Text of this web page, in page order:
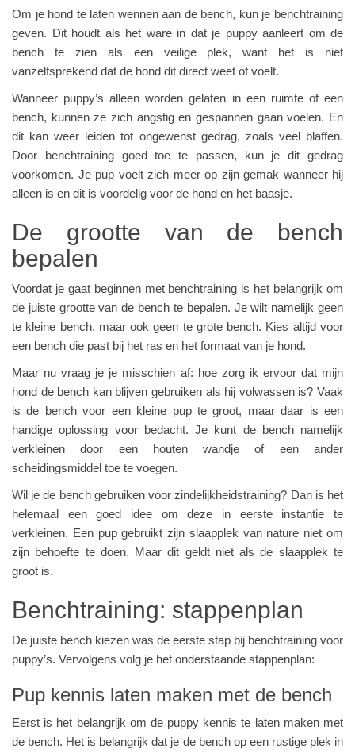
Om je hond te laten wennen aan de bench, kun je benchtraining
geven. Dit houdt als het ware in dat je puppy aanleert om de
bench te zien als een veilige plek, want het is niet
vanzelfsprekend dat de hond dit direct weet of voelt.
Wanneer puppy’s alleen worden gelaten in een ruimte of een
bench, kunnen ze zich angstig en gespannen gaan voelen. En
dit kan weer leiden tot ongewenst gedrag, zoals veel blaffen.
Door benchtraining goed toe te passen, kun je dit gedrag
voorkomen. Je pup voelt zich meer op zijn gemak wanneer hij
alleen is en dit is voordelig voor de hond en het baasje.
De grootte van de bench
bepalen
Voordat je gaat beginnen met benchtraining is het belangrijk om
de juiste grootte van de bench te bepalen. Je wilt namelijk geen
te kleine bench, maar ook geen te grote bench. Kies altijd voor
een bench die past bij het ras en het formaat van je hond.
Maar nu vraag je je misschien af: hoe zorg ik ervoor dat mijn
hond de bench kan blijven gebruiken als hij volwassen is? Vaak
is de bench voor een kleine pup te groot, maar daar is een
handige oplossing voor bedacht. Je kunt de bench namelijk
verkleinen door een houten wandje of een ander
scheidingsmiddel toe te voegen.
Wil je de bench gebruiken voor zindelijkheidstraining? Dan is het
helemaal een goed idee om deze in eerste instantie te
verkleinen. Een pup gebruikt zijn slaapplek van nature niet om
zijn behoefte te doen. Maar dit geldt niet als de slaapplek te
groot is.
Benchtraining: stappenplan
De juiste bench kiezen was de eerste stap bij benchtraining voor
puppy’s. Vervolgens volg je het onderstaande stappenplan:
Pup kennis laten maken met de bench
Eerst is het belangrijk om de puppy kennis te laten maken met
de bench. Het is belangrijk dat je de bench op een rustige plek in